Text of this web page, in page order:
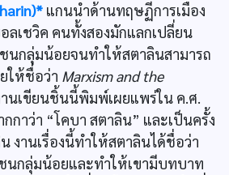
แกนนำด้านทฤษฏีการเมือง
เชวิค คนทั้งสองมักแลกเปลี่ยน
นกลุ่มน้อยจนทำให้สตาลินสามารถ
ให้ชื่อว่า Marxism and the
นเขียนชิ้นนี้พิมพ์เผยแพร่ใน ค.ศ.
าว่า “โคบา สตาลิน” และเป็นครั้ง
งานเรื่องนี้ทำให้สตาลินได้ชื่อว่า
นกลุ่มน้อยและทำให้เขามีบทบาท